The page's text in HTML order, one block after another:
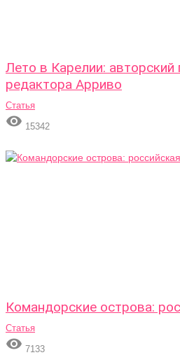
Лето в Карелии: авторский
редактора Арриво
Статья
 15342
Командорские острова:
Статья
 7133